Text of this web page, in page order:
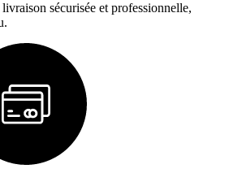
sécurisée et professionnelle,